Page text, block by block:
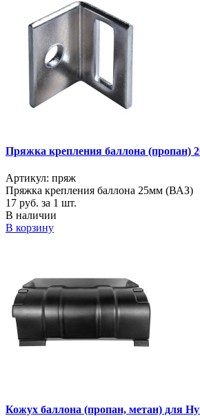
Пряжка крепления баллона (пропан)
Артикул: пряж
Пряжка крепления баллона 25мм (ВАЗ)
17 руб. за 1 шт.
В наличии
В корзину
Кожух баллона (пропан, метан) для